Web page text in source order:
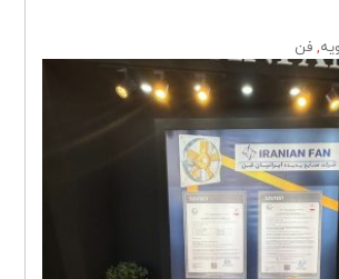
,فن